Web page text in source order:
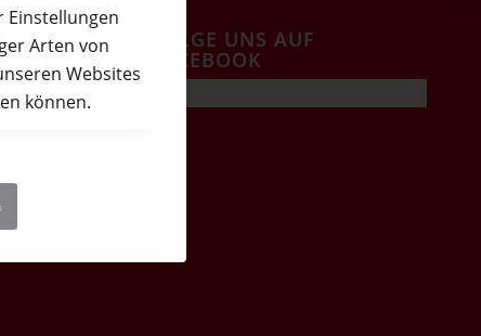
Einstellungen
Arten von
Websites
können.
FOLGE UNS AUF
FACEBOOK